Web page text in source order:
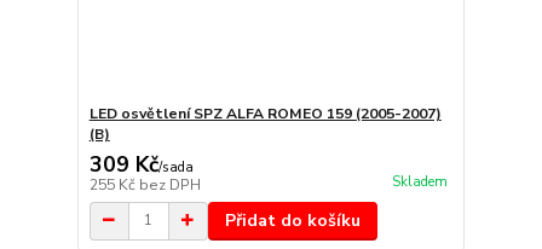
LED osvětlení SPZ ALFA ROMEO 159 (2005-2007)
(B)
309 Kč/sada
255 Kč bez DPH Skladem
Přidat do košíku